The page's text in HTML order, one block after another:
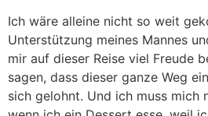
Ich wäre alleine nicht so weit
Unterstützung meines Mannes
mir auf dieser Reise viel Freude
sagen, dass dieser ganze Weg
sich gelohnt. Und ich muss mich